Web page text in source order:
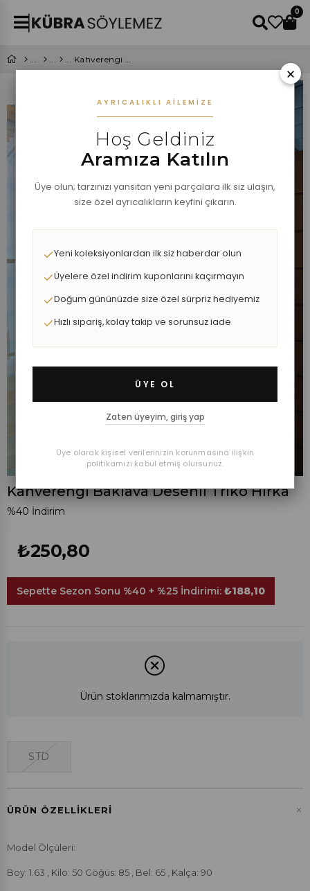
0
Kahverengi Baklava Desenli Triko Hırka
Kahverengi Baklava Desenli Triko Hırka
%40 İndirim
₺250,80
Sepette Sezon Sonu %40 + %25 İndirimi: ₺188,10
Ürün stoklarımızda kalmamıştır.
STD
ÜRÜN ÖZELLIKLERI +
Model Ölçüleri:
Boy: 1.63 , Kilo: 50 Göğüs: 85 , Bel: 65 , Kalça: 90
×
AYRICALIKLI AILEMIZE
Hoş Geldiniz
Aramıza Katılın
Üye olun; tarzınızı yansıtan yeni parçalara ilk siz ulaşın,
size özel ayrıcalıkların keyfini çıkarın.
Yeni koleksiyonlardan ilk siz haberdar olun
Üyelere özel indirim kuponlarını kaçırmayın
Doğum gününüzde size özel sürpriz hediyemiz
Hızlı sipariş, kolay takip ve sorunsuz iade
ÜYE OL
Zaten üyeyim, giriş yap
Üye olarak kişisel verilerinizin korunmasına ilişkin
politikamızı kabul etmiş olursunuz.